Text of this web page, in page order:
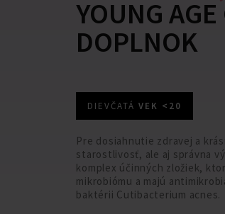
YOUNG
DOPLNOK
DIEVČATÁ VEK <20
Pre dosiahnutie zdravej a
starostlivosť, ale aj správna
komplex účinných zložiek,
mikrobiómu a majú
baktérii Cutibacterium acnes.